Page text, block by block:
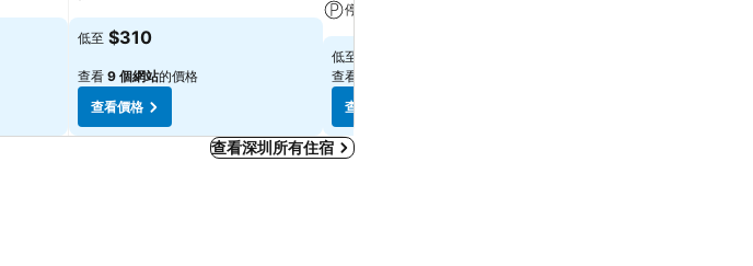
低至 $310
查看 9 個網站的價格
查看價格
停車場
低至
查看
查看價格
查看深圳所有住宿